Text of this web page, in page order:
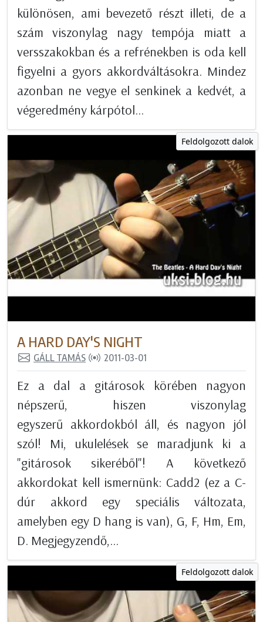
különösen, ami bevezető részt illeti, de a
szám viszonylag nagy tempója miatt a
versszakokban és a refrénekben is oda kell
figyelni a gyors akkordváltásokra. Mindez
azonban ne vegye el senkinek a kedvét, a
végeredmény kárpótol...
Feldolgozott dalok
A HARD DAY'S NIGHT
GÁLL TAMÁS 2011-03-01
Ez a dal a gitárosok körében nagyon
népszerű, hiszen viszonylag
egyszerű akkordokból áll, és nagyon jól
szól! Mi, ukulelések se maradjunk ki a
"gitárosok sikeréből"! A következő
akkordokat kell ismernünk: Cadd2 (ez a C-
dúr akkord egy speciális változata,
amelyben egy D hang is van), G, F, Hm, Em,
D. Megjegyzendő,...
Feldolgozott dalok